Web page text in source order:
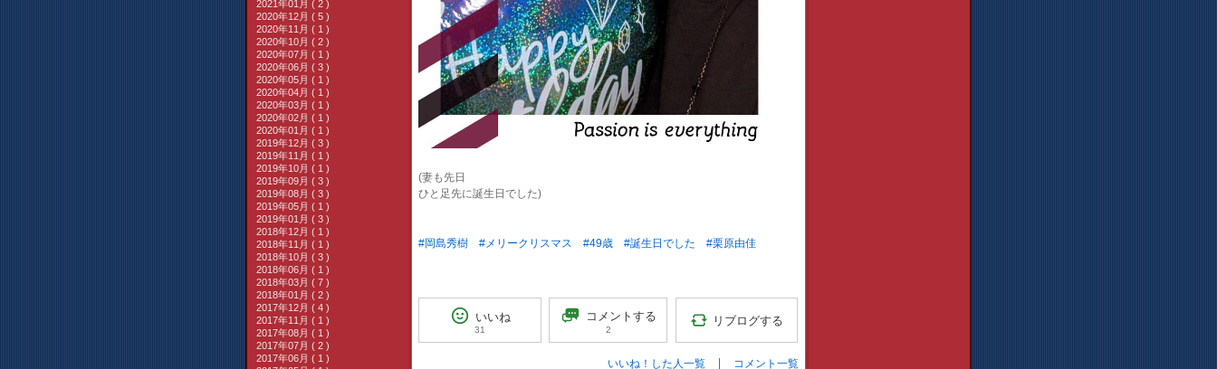
2021年01月 ( 2 )
2020年12月 ( 5 )
2020年11月 ( 1 )
2020年10月 ( 2 )
2020年07月 ( 1 )
2020年06月 ( 3 )
2020年05月 ( 1 )
2020年04月 ( 1 )
2020年03月 ( 1 )
2020年02月 ( 1 )
2020年01月 ( 1 )
2019年12月 ( 3 )
2019年11月 ( 1 )
2019年10月 ( 1 )
2019年09月 ( 3 )
2019年08月 ( 3 )
2019年05月 ( 1 )
2019年01月 ( 3 )
2018年12月 ( 1 )
2018年11月 ( 1 )
2018年10月 ( 3 )
2018年06月 ( 1 )
2018年03月 ( 7 )
2018年01月 ( 2 )
2017年12月 ( 4 )
2017年11月 ( 1 )
2017年08月 ( 1 )
2017年07月 ( 2 )
2017年06月 ( 1 )
(妻も先日
ひと足先に誕生日でした)
#岡島秀樹 #メリークリスマス #49歳 #誕生日でした #栗原由佳
いいね
31
コメントする
2
リブログする
いいね！した人一覧 コメント一覧